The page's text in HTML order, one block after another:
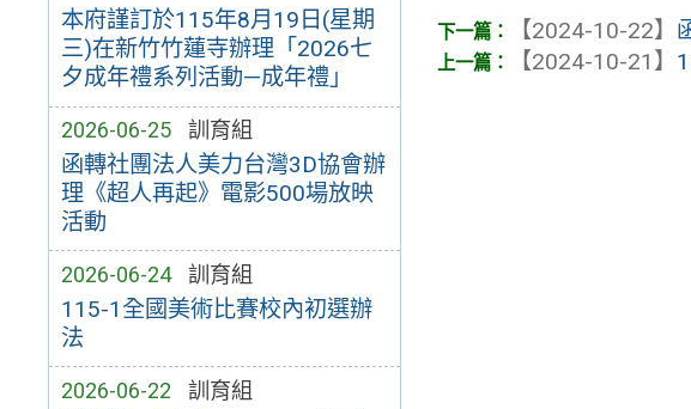
本府謹訂於115年8月19日(星期
三)在新竹竹蓮寺辦理「2026七
夕成年禮系列活動—成年禮」
2026-06-25 訓育組
函轉社團法人美力台灣3D協會辦
理《超人再起》電影500場放映
活動
2026-06-24 訓育組
115-1全國美術比賽校內初選辦
法
2026-06-22 訓育組
【2024-10-22】
【2024-10-21】